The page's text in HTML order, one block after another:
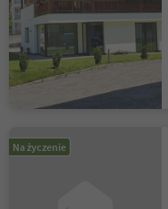
Na życzenie